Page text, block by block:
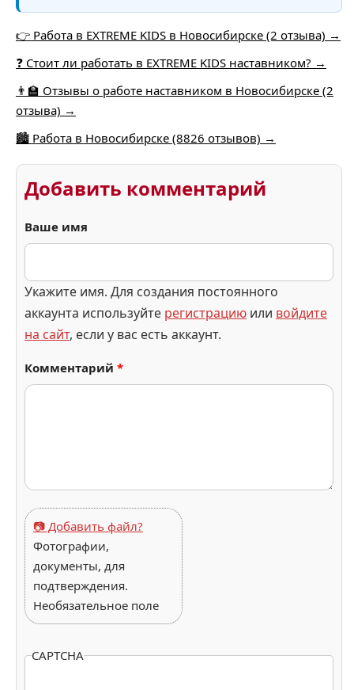
👉 Работа в EXTREME KIDS в Новосибирске (2 отзыва) →
❓ Стоит ли работать в EXTREME KIDS наставником? →
👨‍🏫 Отзывы о работе наставником в Новосибирске (2
отзыва) →
🏙️ Работа в Новосибирске (8826 отзывов) →
Добавить комментарий
Ваше имя
Укажите имя. Для создания постоянного
аккаунта используйте регистрацию или войдите
на сайт, если у вас есть аккаунт.
Комментарий *
📷 Добавить файл?
Фотографии,
документы, для
подтверждения.
Необязательное поле
CAPTCHA